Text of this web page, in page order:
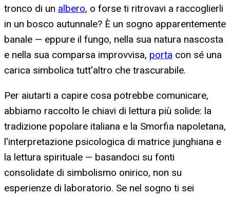
tronco di un albero, o forse ti ritrovavi a raccoglierli
in un bosco autunnale? È un sogno apparentemente
banale — eppure il fungo, nella sua natura nascosta
e nella sua comparsa improvvisa, porta con sé una
carica simbolica tutt'altro che trascurabile.
Per aiutarti a capire cosa potrebbe comunicare,
abbiamo raccolto le chiavi di lettura più solide: la
tradizione popolare italiana e la Smorfia napoletana,
l'interpretazione psicologica di matrice junghiana e
la lettura spirituale — basandoci su fonti
consolidate di simbolismo onirico, non su
esperienze di laboratorio. Se nel sogno ti sei